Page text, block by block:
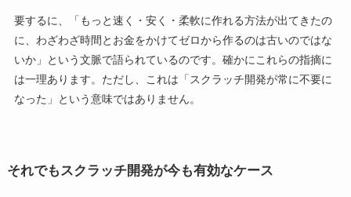
要するに、「もっと速く・安く・柔軟に作れる方法が出てきたの
に、わざわざ時間とお金をかけてゼロから作るのは古いのではな
いか」という文脈で語られているのです。確かにこれらの指摘に
は一理あります。ただし、これは「スクラッチ開発が常に不要に
なった」という意味ではありません。
それでもスクラッチ開発が今も有効なケース